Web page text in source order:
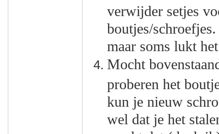
verwijder setjes
boutjes/
maar soms lukt
Mocht
proberen het
kun je nieuw
wel dat je het